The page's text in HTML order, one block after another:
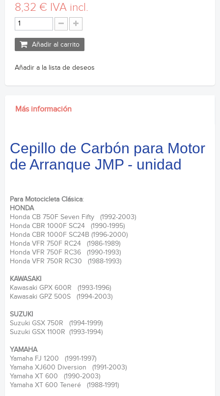
8,32 € IVA incl.
Añadir al carrito
Añadir a la lista de deseos
Más información
Cepillo de Carbón para Motor
de Arranque JMP - unidad
Para Motocicleta Clásica:
HONDA
Honda CB 750F Seven Fifty (1992-2003)
Honda CBR 1000F SC24 (1990-1995)
Honda CBR 1000F SC24B (1996-2000)
Honda VFR 750F RC24 (1986-1989)
Honda VFR 750F RC36 (1990-1993)
Honda VFR 750R RC30 (1988-1993)
KAWASAKI
Kawasaki GPX 600R (1993-1996)
Kawasaki GPZ 500S (1994-2003)
SUZUKI
Suzuki GSX 750R (1994-1999)
Suzuki GSX 1100R (1993-1994)
YAMAHA
Yamaha FJ 1200 (1991-1997)
Yamaha XJ600 Diversion (1991-2003)
Yamaha XT 600 (1990-2003)
Yamaha XT 600 Teneré (1988-1991)